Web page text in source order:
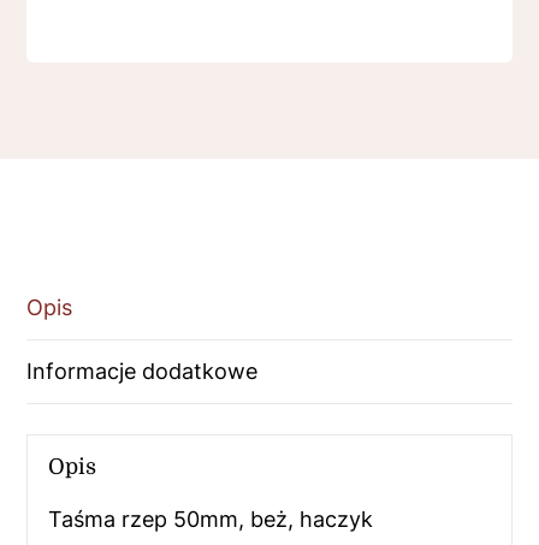
Opis
Informacje dodatkowe
Opis
Taśma rzep 50mm, beż, haczyk